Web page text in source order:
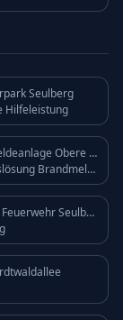
Seulberg
Hilfeleistung
– Brandmeldeanlage Obere Römerhofstraße
F BMA - Brandmeldeanlage • Auslösung Brandmeldeanlage
– Feuerwehr Seulberg